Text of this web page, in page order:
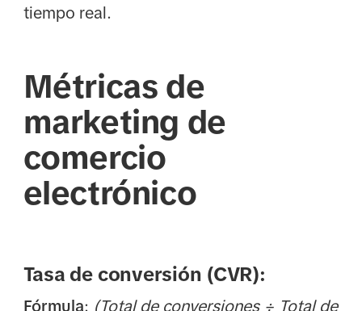
tiempo real.
Métricas de
marketing de
comercio
electrónico
Tasa de conversión (CVR):
Fórmula: (Total de conversiones ÷ Total de